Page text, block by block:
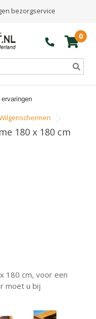
bezorgservice
0
ervaringen
180 x 180 cm
180 cm, voor een
moet u bij